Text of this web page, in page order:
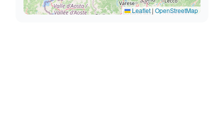
Leaflet| OpenStreetMap